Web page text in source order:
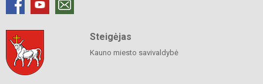
Steigėjas
Kauno miesto savivaldybė